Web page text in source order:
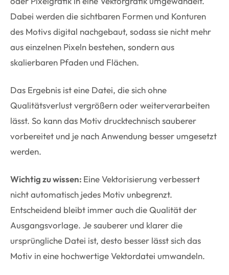
Dabei werden die sichtbaren Formen und Konturen
des Motivs digital nachgebaut, sodass sie nicht mehr
aus einzelnen Pixeln bestehen, sondern aus
skalierbaren Pfaden und Flächen.
Das Ergebnis ist eine Datei, die sich ohne
Qualitätsverlust vergrößern oder weiterverarbeiten
lässt. So kann das Motiv drucktechnisch sauberer
vorbereitet und je nach Anwendung besser umgesetzt
werden.
Wichtig zu wissen: Eine Vektorisierung verbessert
nicht automatisch jedes Motiv unbegrenzt.
Entscheidend bleibt immer auch die Qualität der
Ausgangsvorlage. Je sauberer und klarer die
ursprüngliche Datei ist, desto besser lässt sich das
Motiv in eine hochwertige Vektordatei umwandeln.